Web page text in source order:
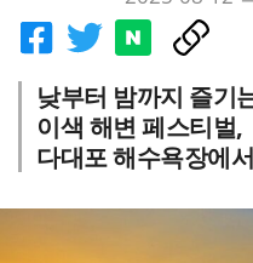
낮부터 밤까지 즐기
이색 해변 페스티벌,
다대포 해수욕장에